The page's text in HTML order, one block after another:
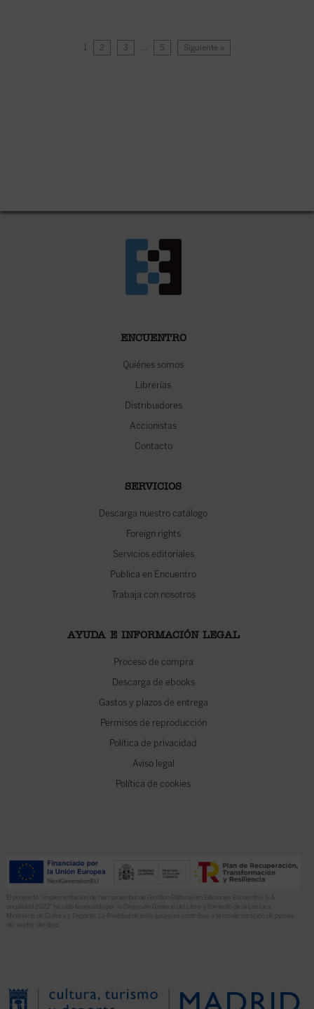
1 2 3 … 5 Siguiente »
ENCUENTRO
Quiénes somos
Librerías
Distribuidores
Accionistas
Contacto
SERVICIOS
Descarga nuestro catálogo
Foreign rights
Servicios editoriales
Publica en Encuentro
Trabaja con nosotros
AYUDA E INFORMACIÓN LEGAL
Proceso de compra
Descarga de ebooks
Gastos y plazos de entrega
Permisos de reproducción
Política de privacidad
Aviso legal
Política de cookies
El proyecto “Implementación de herramientas de Gestión Editorial en Ediciones Encuentro, S.A.
anualidad 2022” ha sido financiado por la Dirección General del Libro y Fomento de la Lectura,
Ministerio de Cultura y Deporte. La finalidad de este apoyo es contribuir a la modernización de pymes
del sector del libro.